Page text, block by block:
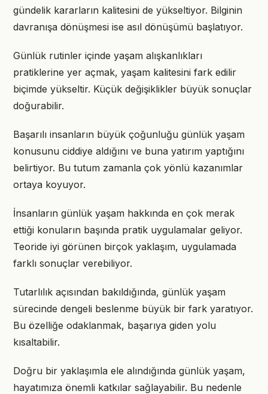
gündelik kararların kalitesini de yükseltiyor. Bilginin
davranışa dönüşmesi ise asıl dönüşümü başlatıyor.
Günlük rutinler içinde yaşam alışkanlıkları
pratiklerine yer açmak, yaşam kalitesini fark edilir
biçimde yükseltir. Küçük değişiklikler büyük sonuçlar
doğurabilir.
Başarılı insanların büyük çoğunluğu günlük yaşam
konusunu ciddiye aldığını ve buna yatırım yaptığını
belirtiyor. Bu tutum zamanla çok yönlü kazanımlar
ortaya koyuyor.
İnsanların günlük yaşam hakkında en çok merak
ettiği konuların başında pratik uygulamalar geliyor.
Teoride iyi görünen birçok yaklaşım, uygulamada
farklı sonuçlar verebiliyor.
Tutarlılık açısından bakıldığında, günlük yaşam
sürecinde dengeli beslenme büyük bir fark yaratıyor.
Bu özelliğe odaklanmak, başarıya giden yolu
kısaltabilir.
Doğru bir yaklaşımla ele alındığında günlük yaşam,
hayatımıza önemli katkılar sağlayabilir. Bu nedenle